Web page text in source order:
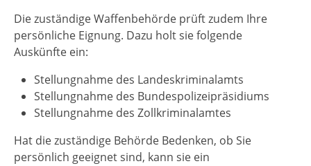
Diezuständige Waffenbehörde prüft zudem Ihre
persönliche Eignung. Dazu holt sie folgende
Auskünfte ein:
Stellungnahme des Landeskriminalamts
Stellungnahme des Bundespolizeipräsidiums
Stellungnahme des Zollkriminalamtes
Hat die zuständige Behörde Bedenken, ob Sie
persönlich geeignet sind, kann sie ein